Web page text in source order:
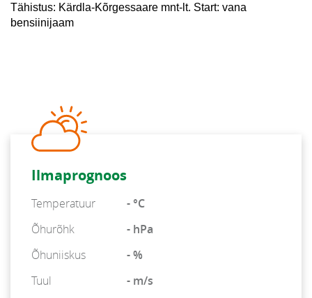
Tähistus: Kärdla-Kõrgessaare mnt-lt. Start: vana
bensiinijaam
Ilmaprognoos
Temperatuur
- °C
Õhurõhk
- hPa
Õhuniiskus
- %
Tuul
- m/s